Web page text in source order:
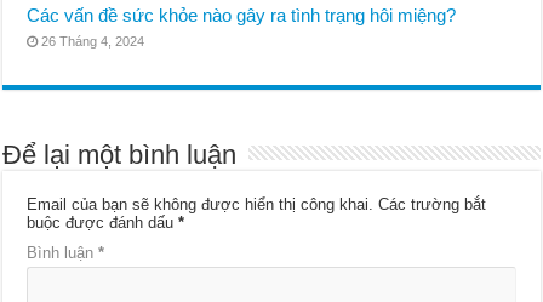
Các vấn đề sức khỏe nào gây ra tình trạng hôi miệng?
26 Tháng 4, 2024
Để lại một bình luận
Email của bạn sẽ không được hiển thị công khai.
Các trường bắt
buộc được đánh dấu*
Bình luận*